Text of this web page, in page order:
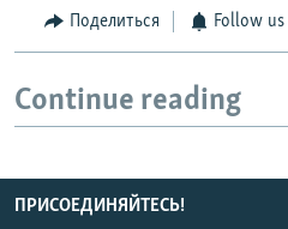
Поделиться Follow us
Continue reading
ПРИСОЕДИНЯЙТЕСЬ!